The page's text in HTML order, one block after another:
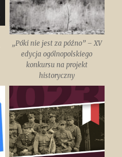
„Póki nie jest za późno” – XV
edycja ogólnopolskiego
konkursu na projekt
historyczny